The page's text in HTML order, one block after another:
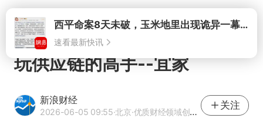
打开西平命案8天未破，玉米地里出现诡异一幕，我突然想起了欧金中
速看最新快讯
玩供应链的高手--宜家
新浪财经
2026-06-05 09:55·北京·优质财经领域创作者
关注